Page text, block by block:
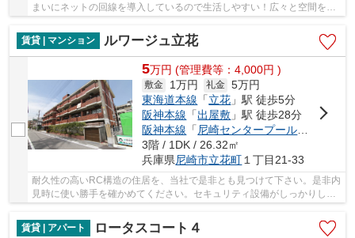
まいにネットの回線を導入しているので生活しやすい！広々と空間を使
える鉄骨造はいかがですか！室温を一定に保つ...
賃貸 | マンション
ルワージュ立花
5万円 (管理費等：4,000円 )
敷金 1万円 礼金 5万円
東海道本線 「立花 」駅 徒歩5分
阪神本線 「出屋敷 」駅 徒歩28分
阪神本線 「尼崎センタープール前
3階 / 1DK / 26.32㎡
兵庫県尼崎市立花町１丁目21-33
耐久性の高いRC構造の住居を、当社で是非とも見つけて下さい。是非内
見時に使い勝手を確かめてください。セキュリティ設備がしっかりして
賃貸 | アパート
ロータスコート４